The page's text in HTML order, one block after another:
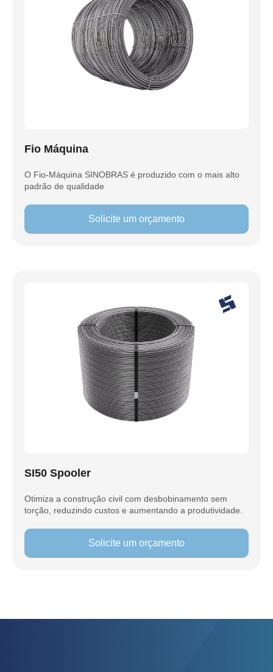
Fio Máquina
O Fio-Máquina SINOBRAS é produzido com o mais alto
padrão de qualidade
Solicite um orçamento
SI50 Spooler
Otimiza a construção civil com desbobinamento sem
torção, reduzindo custos e aumentando a produtividade.
Solicite um orçamento